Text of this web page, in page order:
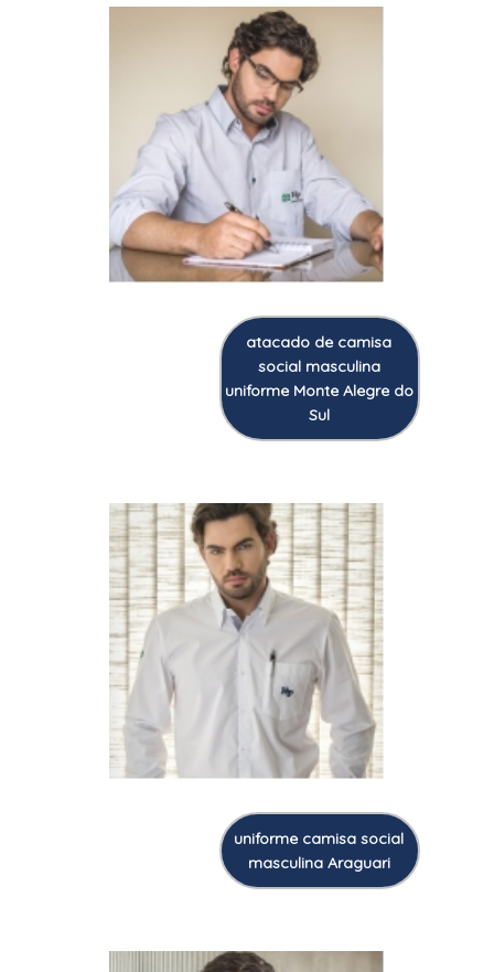
atacado de camisa
social masculina
uniforme Monte Alegre do
Sul
uniforme camisa social
masculina Araguari